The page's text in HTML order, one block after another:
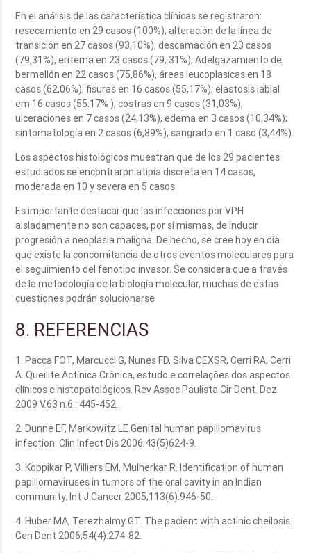
En el análisis de las característica clínicas se registraron:
resecamiento en 29 casos (100%), alteración de la línea de
transición en 27 casos (93,10%); descamación en 23 casos
(79,31%), eritema en 23 casos (79, 31%); Adelgazamiento de
bermellón en 22 casos (75,86%), áreas leucoplasicas en 18
casos (62,06%); fisuras en 16 casos (55,17%); elastosis labial
em 16 casos (55.17% ), costras en 9 casos (31,03%),
ulceraciones en 7 casos (24,13%), edema en 3 casos (10,34%);
sintomatología en 2 casos (6,89%), sangrado en 1 caso (3,44%).
Los aspectos histológicos muestran que de los 29 pacientes
estudiados se encontraron atipia discreta en 14 casos,
moderada en 10 y severa en 5 casos
Es importante destacar que las infecciones por VPH
aisladamente no son capaces, por sí mismas, de inducir
progresión a neoplasia maligna. De hecho, se cree hoy en día
que existe la concomitancia de otros eventos moleculares para
el seguimiento del fenotipo invasor. Se considera que a través
de la metodología de la biología molecular, muchas de estas
cuestiones podrán solucionarse
8. REFERENCIAS
1. Pacca FOT, Marcucci G, Nunes FD, Silva CEXSR, Cerri RA, Cerri
A. Queilite Actínica Crônica, estudo e correlações dos aspectos
clínicos e histopatológicos. Rev Assoc Paulista Cir Dent. Dez
2009 V.63 n.6.: 445-452.
2. Dunne EF, Markowitz LE.Genital human papillomavirus
infection. Clin Infect Dis 2006;43(5)624-9.
3. Koppikar P, Villiers EM, Mulherkar R. Identification of human
papillomaviruses in tumors of the oral cavity in an Indian
community. Int J Cancer 2005;113(6):946-50.
4. Huber MA, Terezhalmy GT. The pacient with actinic cheilosis.
Gen Dent 2006;54(4):274-82.